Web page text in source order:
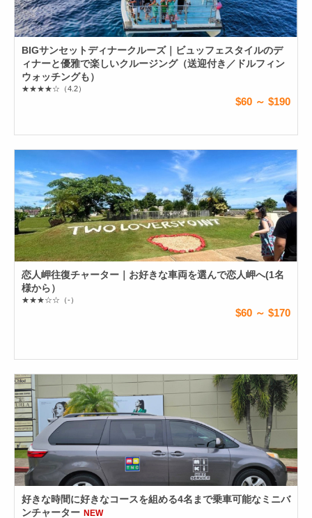
BIGサンセットディナークルーズ｜ビュッフェスタイルのデ
ィナーと優雅で楽しいクルージング（送迎付き／ドルフィン
ウォッチングも）
★★★★☆ （4.2）
$60 ～ $190
恋人岬往復チャーター｜お好きな車両を選んで恋人岬へ(1名
様から）
★★★☆☆ （-）
$60 ～ $170
好きな時間に好きなコースを組める4名まで乗車可能なミニバ
ンチャーター NEW